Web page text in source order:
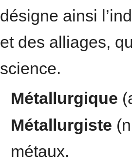
désigne ainsi
et des alliages,
science.
Métallurgique
Métallurgiste
métaux.